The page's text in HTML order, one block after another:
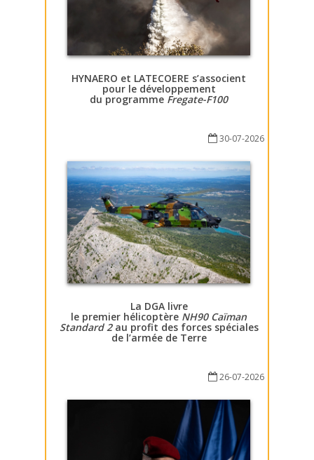
HYNAERO et LATECOERE s’associent
pour le développement
du programme Fregate-F100
30-07-2026
La DGA livre
le premier hélicoptère NH90 Caïman
Standard 2au profit des forces spéciales
de l’armée de Terre
26-07-2026